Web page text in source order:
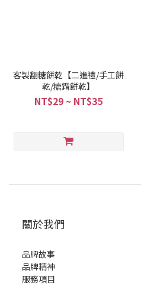
客製翻糖餅乾【二進禮/手工餅
乾/糖霜餅乾】
NT$29 ~ NT$35
關於我們
品牌故事
品牌精神
服務項目